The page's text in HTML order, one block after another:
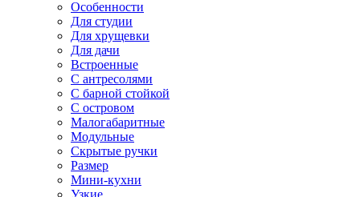
Особенности
Для студии
Для хрущевки
Для дачи
Встроенные
С антресолями
С барной стойкой
С островом
Малогабаритные
Модульные
Скрытые ручки
Размер
Мини-кухни
Узкие